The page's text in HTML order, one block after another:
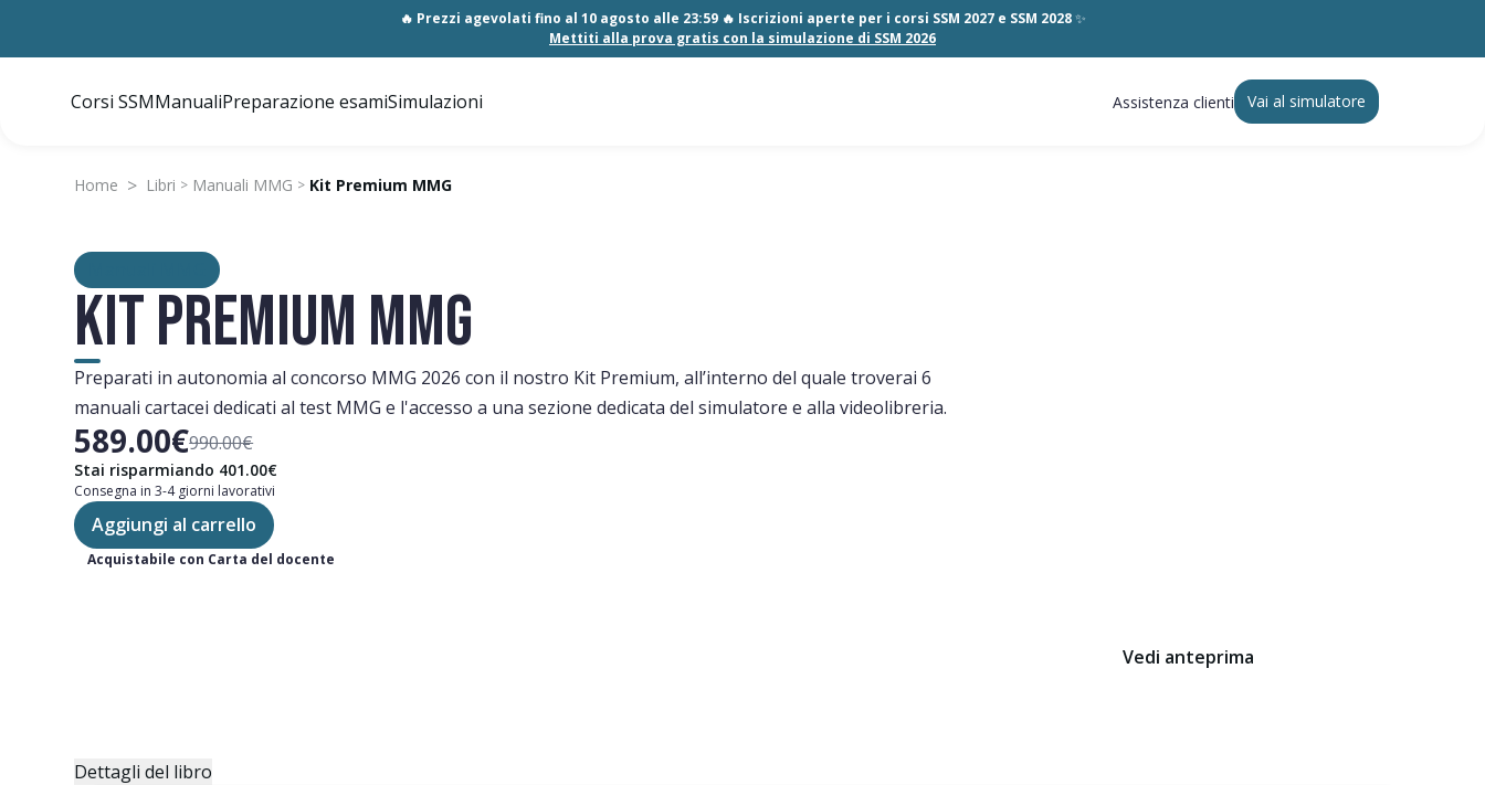
🔥 Prezzi agevolati fino al 10 agosto alle 23:59 🔥 Iscrizioni aperte per i corsi SSM 2027 e SSM 2028✨
Mettiti alla prova gratis con la simulazione di SSM 2026
Corsi SSMManualiPreparazione esamiSimulazioni Assistenza clienti Vai al simulatore
Home > Libri > Manuali MMG > Kit Premium MMG
KIT PREMIUM MMG
Preparati in autonomia al concorso MMG 2026 con il nostro Kit Premium, all’interno del quale troverai 6
manuali cartacei dedicati al test MMG e l'accesso a una sezione dedicata del simulatore e alla videolibreria.
589.00€990.00€
Stai risparmiando 401.00€
Consegna in 3-4 giorni lavorativi
Aggiungi al carrello
Acquistabile con Carta del docente
Vedi anteprima
Dettagli del libro